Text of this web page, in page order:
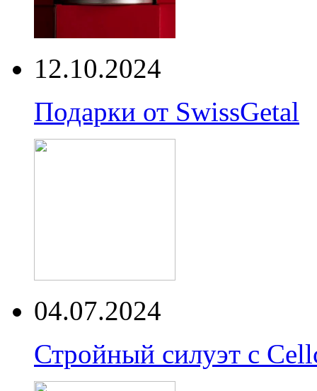
12.10.2024
Подарки от SwissGetal
04.07.2024
Стройный силуэт с